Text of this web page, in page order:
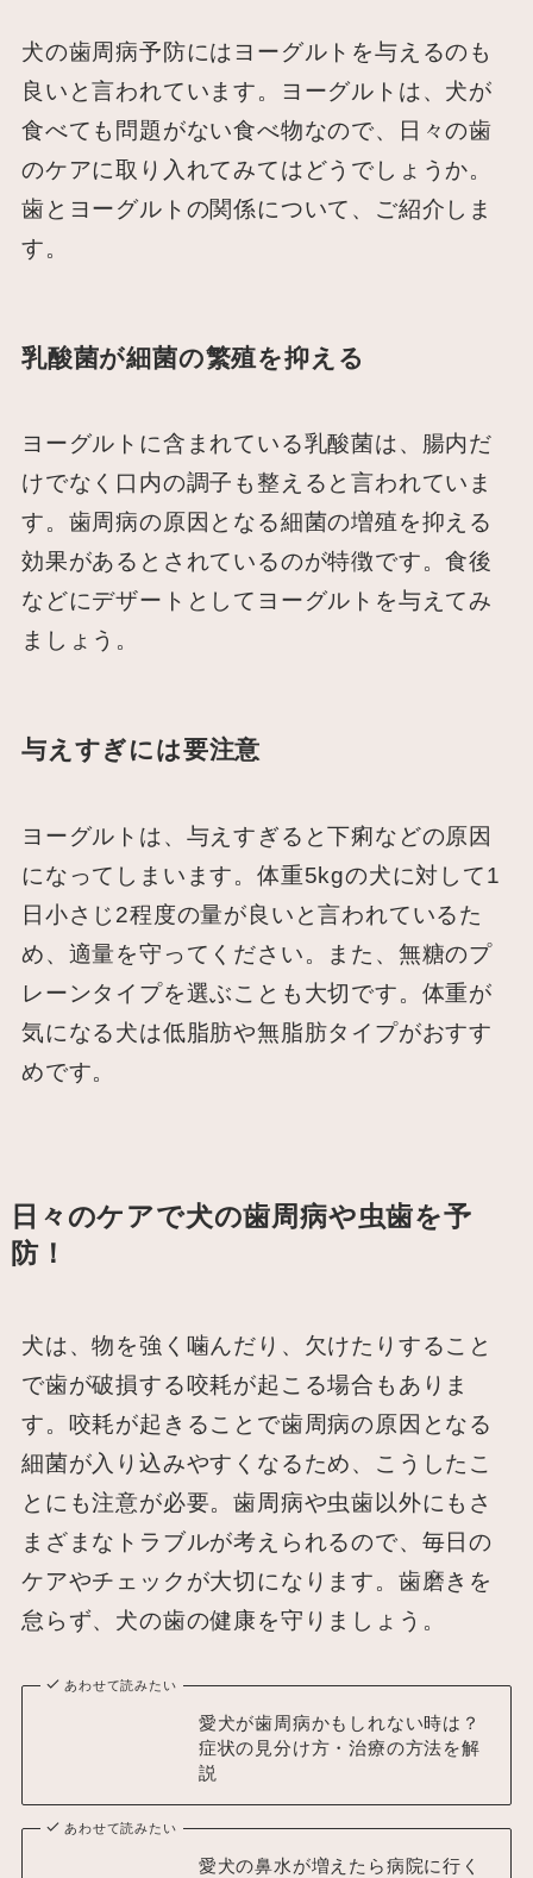
犬の歯周病予防にはヨーグルトを与えるのも
良いと言われています。ヨーグルトは、犬が
食べても問題がない食べ物なので、日々の歯
のケアに取り入れてみてはどうでしょうか。
歯とヨーグルトの関係について、ご紹介しま
す。
乳酸菌が細菌の繁殖を抑える
ヨーグルトに含まれている乳酸菌は、腸内だ
けでなく口内の調子も整えると言われていま
す。歯周病の原因となる細菌の増殖を抑える
効果があるとされているのが特徴です。食後
などにデザートとしてヨーグルトを与えてみ
ましょう。
与えすぎには要注意
ヨーグルトは、与えすぎると下痢などの原因
になってしまいます。体重5kgの犬に対して1
日小さじ2程度の量が良いと言われているた
め、適量を守ってください。また、無糖のプ
レーンタイプを選ぶことも大切です。体重が
気になる犬は低脂肪や無脂肪タイプがおすす
めです。
日々のケアで犬の歯周病や虫歯を予
防！
犬は、物を強く噛んだり、欠けたりすること
で歯が破損する咬耗が起こる場合もありま
す。咬耗が起きることで歯周病の原因となる
細菌が入り込みやすくなるため、こうしたこ
とにも注意が必要。歯周病や虫歯以外にもさ
まざまなトラブルが考えられるので、毎日の
ケアやチェックが大切になります。歯磨きを
怠らず、犬の歯の健康を守りましょう。
あわせて読みたい
愛犬が歯周病かもしれない時は？
症状の見分け方・治療の方法を解
説
あわせて読みたい
愛犬の鼻水が増えたら病院に行く